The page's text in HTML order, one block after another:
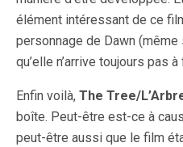
élément intéressant de ce
personnage de Dawn (même
qu’elle n’arrive toujours pas
Enfin voilà, The Tree/
boîte. Peut-être est-ce à
peut-être aussi que le film